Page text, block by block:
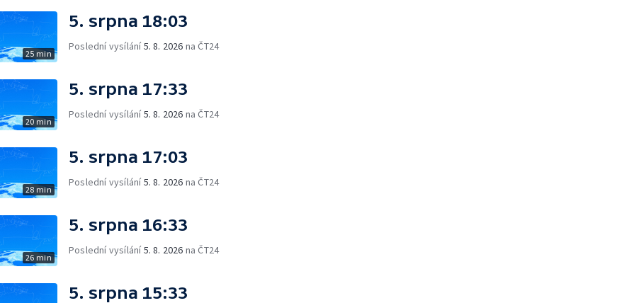
25 min
5. srpna 18:03
Poslední vysílání5. 8. 2026 na ČT24
20 min
5. srpna 17:33
Poslední vysílání5. 8. 2026 na ČT24
28 min
5. srpna 17:03
Poslední vysílání5. 8. 2026 na ČT24
26 min
5. srpna 16:33
Poslední vysílání5. 8. 2026 na ČT24
5. srpna 15:33